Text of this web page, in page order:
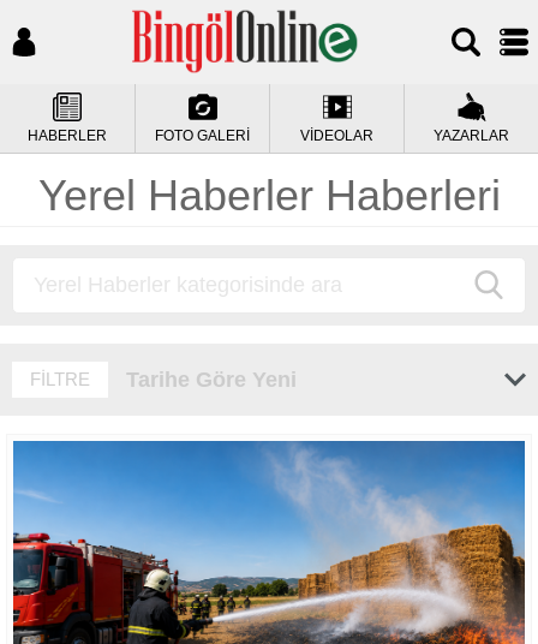
HABERLER FOTO GALERİ VİDEOLAR YAZARLAR
Yerel Haberler Haberleri
FİLTRE Tarihe Göre Yeni